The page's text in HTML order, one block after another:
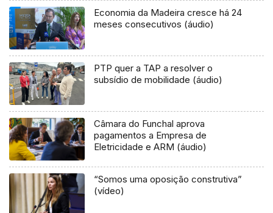
Economia da Madeira cresce há 24
meses consecutivos (áudio)
PTP quer a TAP a resolver o
subsídio de mobilidade (áudio)
Câmara do Funchal aprova
pagamentos a Empresa de
Eletricidade e ARM (áudio)
“Somos uma oposição construtiva”
(vídeo)